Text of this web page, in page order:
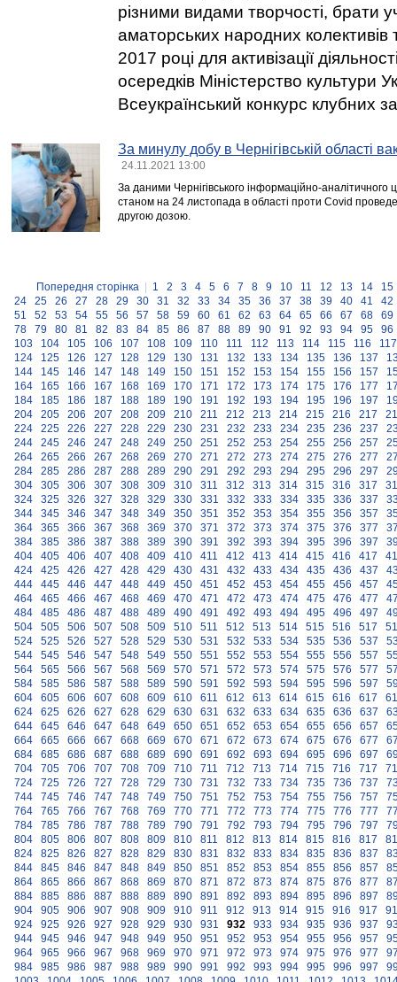
різними видами творчості, брати
аматорських народних
2017 році для активізації
осередків Міністерство культури
Всеукраїнський конкурс клубних
За минулу добу в Чернігівській області
24.11.2021 13:00
За даними Чернігівського інформаційно-аналітичного
станом на 24 листопада в області проти Covid
другою дозою.
Попередня сторінка 1 2 3 4 5 6 7 8 9 10 11 12 13 14
15
24
25 26 27 28 29 30 31 32 33 34 35 36 37 38 39 40 41
42
51
52 53 54 55 56 57 58 59 60 61 62 63 64 65 66 67 68
69
78
79 80 81 82 83 84 85 86 87 88 89 90 91 92 93 94 95
96
103
104 105 106 107 108 109 110 111 112 113 114 115 116
117
124
125 126 127 128 129 130 131 132 133 134 135 136 137
144
145 146 147 148 149 150 151 152 153 154 155 156 157
164
165 166 167 168 169 170 171 172 173 174 175 176 177
184
185 186 187 188 189 190 191 192 193 194 195 196 197
204
205 206 207 208 209 210 211 212 213 214 215 216 217
224
225 226 227 228 229 230 231 232 233 234 235 236 237
244
245 246 247 248 249 250 251 252 253 254 255 256 257
264
265 266 267 268 269 270 271 272 273 274 275 276 277
284
285 286 287 288 289 290 291 292 293 294 295 296 297
304
305 306 307 308 309 310 311 312 313 314 315 316 317
324
325 326 327 328 329 330 331 332 333 334 335 336 337
344
345 346 347 348 349 350 351 352 353 354 355 356 357
364
365 366 367 368 369 370 371 372 373 374 375 376 377
384
385 386 387 388 389 390 391 392 393 394 395 396 397
404
405 406 407 408 409 410 411 412 413 414 415 416 417
424
425 426 427 428 429 430 431 432 433 434 435 436 437
444
445 446 447 448 449 450 451 452 453 454 455 456 457
464
465 466 467 468 469 470 471 472 473 474 475 476 477
484
485 486 487 488 489 490 491 492 493 494 495 496 497
504
505 506 507 508 509 510 511 512 513 514 515 516 517
524
525 526 527 528 529 530 531 532 533 534 535 536 537
544
545 546 547 548 549 550 551 552 553 554 555 556 557
564
565 566 567 568 569 570 571 572 573 574 575 576 577
584
585 586 587 588 589 590 591 592 593 594 595 596 597
604
605 606 607 608 609 610 611 612 613 614 615 616 617
624
625 626 627 628 629 630 631 632 633 634 635 636 637
644
645 646 647 648 649 650 651 652 653 654 655 656 657
664
665 666 667 668 669 670 671 672 673 674 675 676 677
684
685 686 687 688 689 690 691 692 693 694 695 696 697
704
705 706 707 708 709 710 711 712 713 714 715 716 717
724
725 726 727 728 729 730 731 732 733 734 735 736 737
744
745 746 747 748 749 750 751 752 753 754 755 756 757
764
765 766 767 768 769 770 771 772 773 774 775 776 777
784
785 786 787 788 789 790 791 792 793 794 795 796 797
804
805 806 807 808 809 810 811 812 813 814 815 816 817
824
825 826 827 828 829 830 831 832 833 834 835 836 837
844
845 846 847 848 849 850 851 852 853 854 855 856 857
864
865 866 867 868 869 870 871 872 873 874 875 876 877
884
885 886 887 888 889 890 891 892 893 894 895 896 897
904
905 906 907 908 909 910 911 912 913 914 915 916 917
924
925 926 927 928 929 930 931 932 933 934 935 936 937
944
945 946 947 948 949 950 951 952 953 954 955 956 957
964
965 966 967 968 969 970 971 972 973 974 975 976 977
984
985 986 987 988 989 990 991 992 993 994 995 996 997